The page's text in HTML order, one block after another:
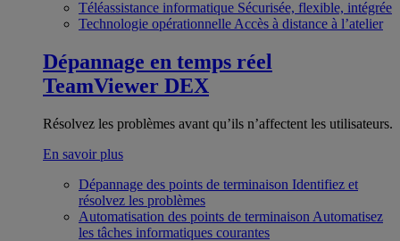
Téléassistance informatique Sécurisée, flexible, intégrée
Technologie opérationnelle Accès à distance à l’atelier
Dépannage en temps réel
TeamViewer DEX
Résolvez les problèmes avant qu’ils n’affectent les utilisateurs.
En savoir plus
Dépannage des points de terminaison Identifiez et
résolvez les problèmes
Automatisation des points de terminaison Automatisez
les tâches informatiques courantes